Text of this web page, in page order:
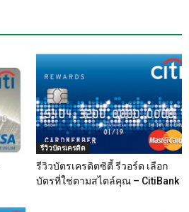
รีวิวบัตรเครดิต
รีวิวบัตรเครดิตซิตี้ รีวอร์ด เลือก
บัตรที่ใช่ตามสไตล์คุณ – CitiBank